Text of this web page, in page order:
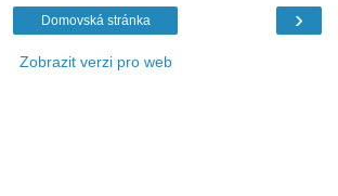
›
Domovská stránka
Zobrazit verzi pro web